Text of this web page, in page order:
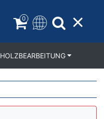
0
HOLZBEARBEITUNG